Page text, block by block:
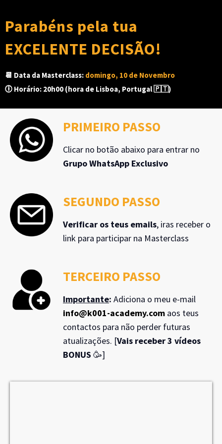
Parabéns pela tua
EXCELENTE DECISÃO!
📆 Data da Masterclass: domingo, 10 de Novembro
🕕 Horário: 20h00 (hora de Lisboa, Portugal 🇵🇹)
PRIMEIRO PASSO
Clicar no botão abaixo para entrar no
Grupo WhatsApp Exclusivo
SEGUNDO PASSO
Verificar os teus emails, iras receber o
link para participar na Masterclass
TERCEIRO PASSO
Importante: Adiciona o meu e-mail
info@k001-academy.comaos teus
contactos para não perder futuras
atualizações. [Vais receber 3 vídeos
BONUS 🥳]